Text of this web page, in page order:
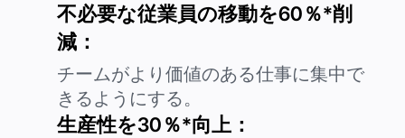
不必要な従業員の移動を60％*削
減：
チームがより価値のある仕事に集中で
きるようにする。
生産性を30％*向上：